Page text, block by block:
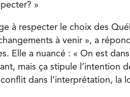
»
à respecter le choix des
à venir », a
Elle a nuancé : « On est
mais ça stipule l’intention
dans l’interprétation, la